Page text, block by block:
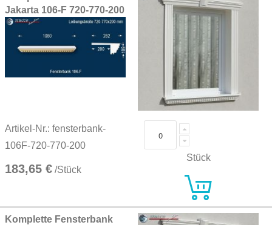
Jakarta 106-F 720-770-200
Artikel-Nr.: fensterbank-
106F-720-770-200
183,65 € /Stück
Stück
Komplette Fensterbank